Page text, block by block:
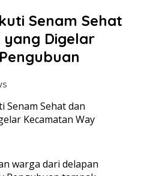
Senam Sehat
Digelar
warga dari delapan